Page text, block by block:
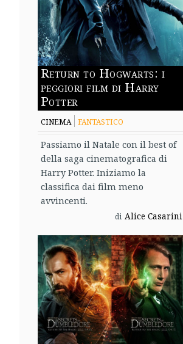
Return to Hogwarts: i
peggiori film di Harry
Potter
CINEMA FANTASTICO
Passiamo il Natale con il best of
della saga cinematografica di
Harry Potter. Iniziamo la
classifica dai film meno
avvincenti.
di Alice Casarini